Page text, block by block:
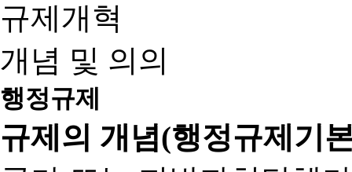
규제개혁
개념 및 의의
행정규제
규제의 개념(행정규제기